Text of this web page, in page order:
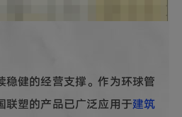
稳健的经营支撑。作为环球管
联塑的产品已广泛应用于建筑